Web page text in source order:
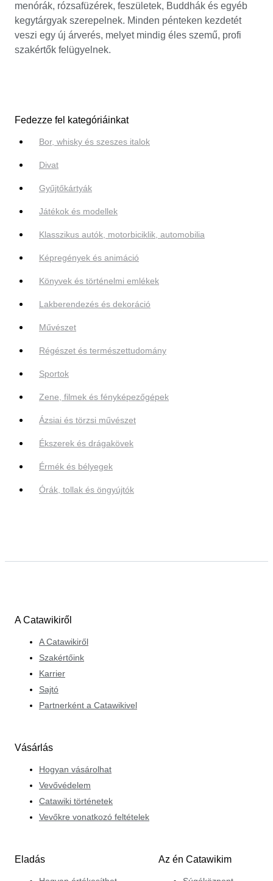
menórák, rózsafüzérek, feszületek, Buddhák és egyéb
kegytárgyak szerepelnek. Minden pénteken kezdetét
veszi egy új árverés, melyet mindig éles szemű, profi
szakértők felügyelnek.
Fedezze fel kategóriáinkat
Bor, whisky és szeszes italok
Divat
Gyűjtőkártyák
Játékok és modellek
Klasszikus autók, motorbiciklik, automobilia
Képregények és animáció
Könyvek és történelmi emlékek
Lakberendezés és dekoráció
Művészet
Régészet és természettudomány
Sportok
Zene, filmek és fényképezőgépek
Ázsiai és törzsi művészet
Ékszerek és drágakövek
Érmék és bélyegek
Órák, tollak és öngyújtók
A Catawikiről
A Catawikiről
Szakértőink
Karrier
Sajtó
Partnerként a Catawikivel
Vásárlás
Hogyan vásárolhat
Vevővédelem
Catawiki történetek
Vevőkre vonatkozó feltételek
Eladás Az én Catawikim